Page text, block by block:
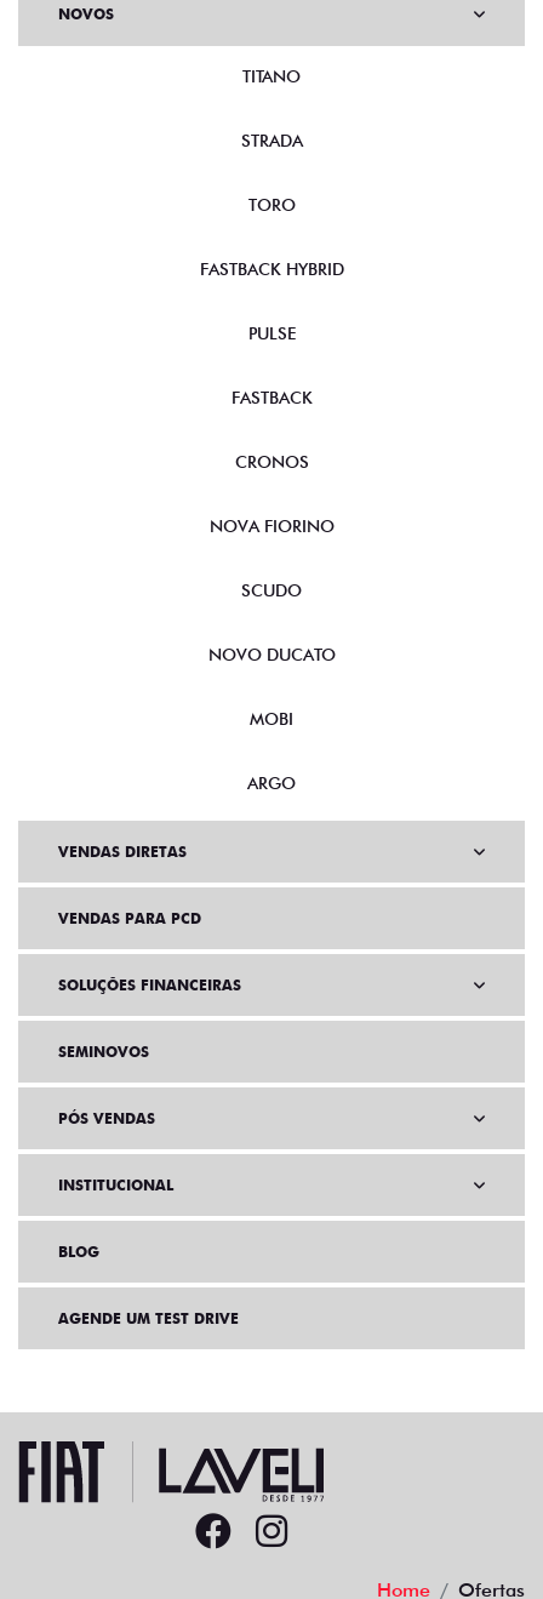
NOVOS
TITANO
STRADA
TORO
FASTBACK HYBRID
PULSE
FASTBACK
CRONOS
NOVA FIORINO
SCUDO
NOVO DUCATO
MOBI
ARGO
VENDAS DIRETAS
VENDAS PARA PCD
SOLUÇÕES FINANCEIRAS
SEMINOVOS
PÓS VENDAS
INSTITUCIONAL
BLOG
AGENDE UM TEST DRIVE
Home Ofertas